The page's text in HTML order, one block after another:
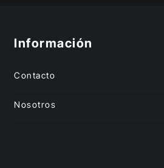
Información
Contacto
Nosotros